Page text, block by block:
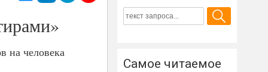
на человека
Самое читаемое